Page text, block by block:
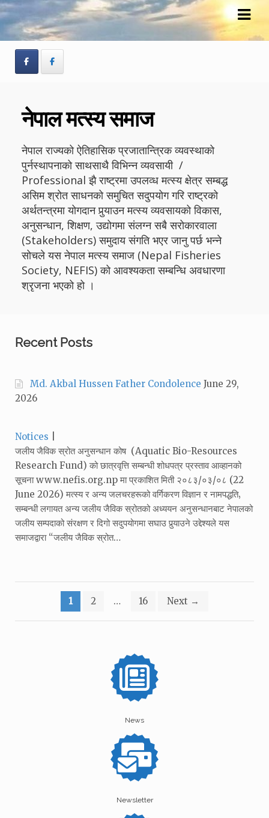
Skip
to
navigation
Skip
to
content
नेपाल मत्स्य समाज
नेपाल राज्यको ऐतिहासिक प्रजातान्त्रिक व्यवस्थाको
पुर्नस्थापनाको साथसाथै विभिन्न व्यवसायी /
Professional झै राष्ट्रमा उपलव्ध मत्स्य क्षेत्र सम्बद्ध
असिम श्रोत साधनको समुचित सदुपयोग गरि राष्ट्रको
अर्थतन्त्रमा योगदान पुर्‍याउन मत्स्य व्यवसायको विकास,
अनुसन्धान, शिक्षण, उद्योगमा संलग्न सबै सरोकारवाला
(Stakeholders) समुदाय संगति भएर जानु पर्छ भन्ने
सोचले यस नेपाल मत्स्य समाज (Nepal Fisheries
Society, NEFIS) को आवश्यकता सम्बन्धि अवधारणा
श्रृजना भएको हो ।
Recent Posts
Md. Akbal Hussen Father Condolence June 29,
2026
Categories:
Notices
जलीय जैविक स्रोत अनुसन्धान कोष (Aquatic Bio-Resources
Research Fund) को छात्रवृत्ति सम्बन्धी शोधपत्र प्रस्ताव आव्हानको
सूचना www.nefis.org.np मा प्रकाशित मिती २०८३/०३/०८ (22
June 2026) मत्स्य र अन्य जलचरहरूको वर्गिकरण विज्ञान र नामपद्धति‚
सम्बन्धी लगायत अन्य जलीय जैविक स्रोतको अध्ययन अनुसन्धानबाट नेपालको
जलीय सम्पदाको संरक्षण र दिगो सदुपयोगमा सघाउ पुर्‍याउने उद्देश्यले यस
समाजद्वारा “जलीय जैविक स्रोत…
pagination
1 2 … 16 Next →
News
Newsletter